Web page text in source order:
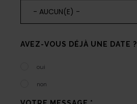
- AUCUN(E) -
AVEZ-VOUS DÉJÀ UNE DATE ?
oui
non